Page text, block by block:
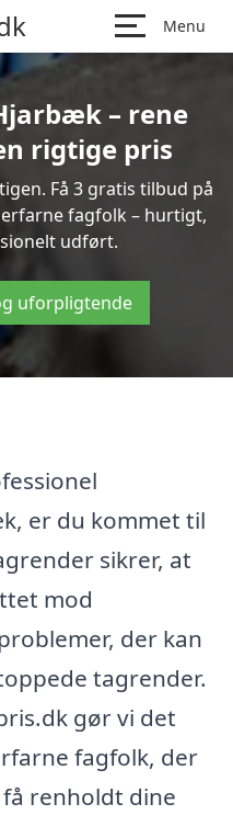
Menu
– rene
rigtige pris
Få 3 gratis tilbud på
fagfolk – hurtigt,
udført.
uforpligtende
er du kommet til
sikrer, at
mod
der kan
tagrender.
gør vi det
fagfolk, der
renholdt dine